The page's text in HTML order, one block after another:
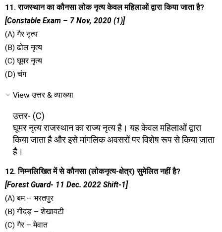
11. राजस्थान का कौनसा लोक नृत्य केवल महिलाओं द्वारा किया जाता है?
[Constable Exam – 7 Nov, 2020 (1)]
(A) गैर नृत्य
(B) ढोल नृत्य
(C) घूमर नृत्य
(D) चंग
View उत्तर & व्याख्या
उत्तर- (C)
घूमर नृत्य राजस्थान का राज्य नृत्य है। यह केवल महिलाओं द्वारा
किया जाता है और इसे मांगलिक अवसरों पर विशेष रूप से किया जाता
है।
12. निम्नलिखित में से कौनसा (लोकनृत्य-क्षेत्र) सुमेलित नहीं है?
[Forest Guard- 11 Dec. 2022 Shift-1]
(A) बम – भरतपुर
(B) गीदड़ – शेखावटी
(C) गैर – मेवात